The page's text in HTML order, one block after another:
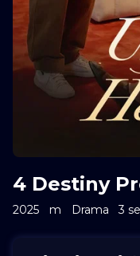
4 Destiny
2025 m Drama 3